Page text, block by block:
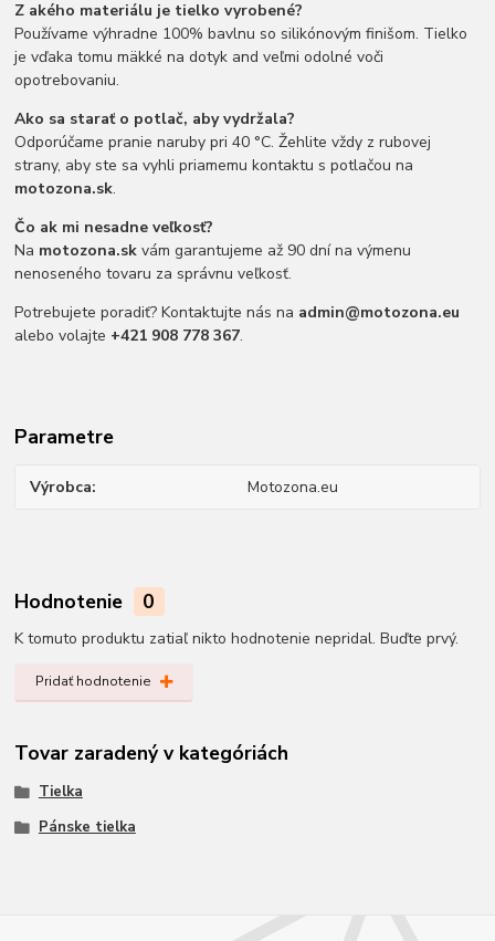
Z akého materiálu je tielko vyrobené?
Používame výhradne 100% bavlnu so silikónovým finišom. Tielko
je vďaka tomu mäkké na dotyk and veľmi odolné voči
opotrebovaniu.
Ako sa starať o potlač, aby vydržala?
Odporúčame pranie naruby pri 40 °C. Žehlite vždy z rubovej
strany, aby ste sa vyhli priamemu kontaktu s potlačou na
motozona.sk.
Čo ak mi nesadne veľkosť?
Na motozona.sk vám garantujeme až 90 dní na výmenu
nenoseného tovaru za správnu veľkosť.
Potrebujete poradiť? Kontaktujte nás na admin@motozona.eu
alebo volajte +421 908 778 367.
Parametre
Výrobca Motozona.eu
Hodnotenie 0
K tomuto produktu zatiaľ nikto hodnotenie nepridal. Buďte prvý.
Pridať hodnotenie
Tovar zaradený v kategóriách
Tielka
Pánske tielka